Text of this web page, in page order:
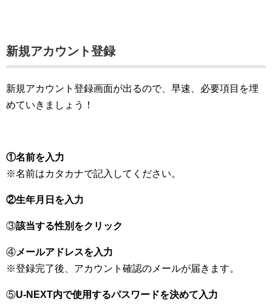
新規アカウント登録
新規アカウント登録画面が出るので、早速、必要項目を埋
めていきましょう！
①名前を入力
※名前はカタカナで記入してください。
②生年月日を入力
③該当する性別をクリック
④メールアドレスを入力
※登録完了後、アカウント確認のメールが届きます。
⑤U-NEXT内で使用するパスワードを決めて入力